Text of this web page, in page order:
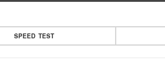
SPEED TEST